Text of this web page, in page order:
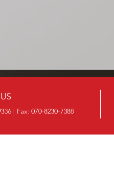
| Fax: 070-8230-7388